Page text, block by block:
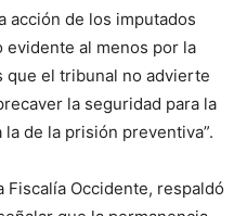
acción de los imputados
al menos por la
que el tribunal no advierte
la seguridad para la
de la prisión preventiva”.
Fiscalía Occidente, respaldó